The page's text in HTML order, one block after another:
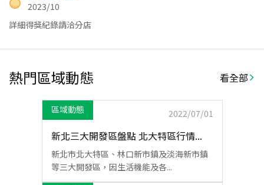
2023/10
詳細得獎紀錄請洽分店
熱門區域動態 看全部
區域動態 2022/07/01
新北三大開發區盤點 北大特區行情...
新北市北大特區、林口新市鎮及淡海新市鎮
等三大開發區，因生活機能及各...